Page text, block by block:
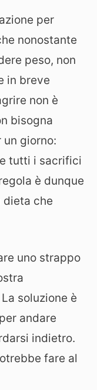
per
nonostante
peso, non
in breve
non è
bisogna
un giorno:
tutti i sacrifici
è dunque
dieta che
uno strappo
soluzione è
andare
indietro.
fare al